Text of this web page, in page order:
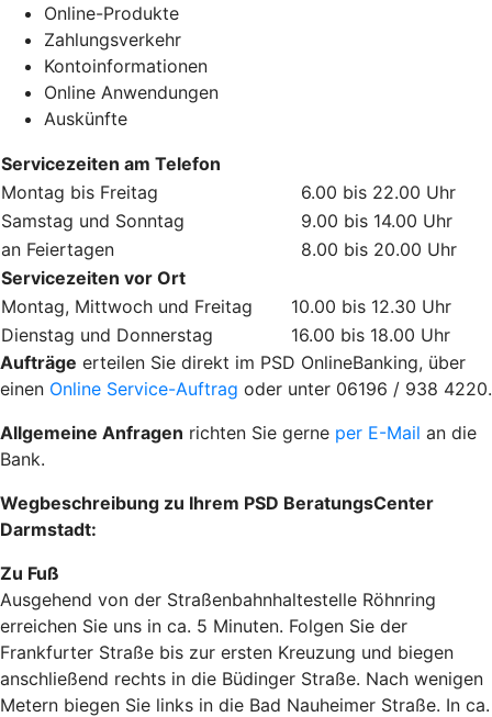
Online-Produkte
Zahlungsverkehr
Kontoinformationen
Online Anwendungen
Auskünfte
Servicezeiten am Telefon
Montag bis Freitag
6.00 bis 22.00 Uhr
Samstag und Sonntag
9.00 bis 14.00 Uhr
an Feiertagen
8.00 bis 20.00 Uhr
Servicezeiten vor Ort
Montag, Mittwoch und Freitag
10.00 bis 12.30 Uhr
Dienstag und Donnerstag
16.00 bis 18.00 Uhr
Aufträge erteilen Sie direkt im PSD OnlineBanking, über
einen Online Service-Auftrag oder unter 06196 / 938 4220.
Allgemeine Anfragen richten Sie gerne per E-Mail an die
Bank.
Wegbeschreibung zu Ihrem PSD BeratungsCenter
Darmstadt:
Zu Fuß
Ausgehend von der Straßenbahnhaltestelle Röhnring
erreichen Sie uns in ca. 5 Minuten. Folgen Sie der
Frankfurter Straße bis zur ersten Kreuzung und biegen
anschließend rechts in die Büdinger Straße. Nach wenigen
Metern biegen Sie links in die Bad Nauheimer Straße. In ca.